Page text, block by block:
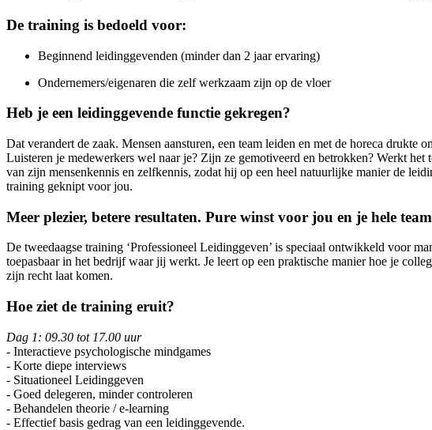
De training is bedoeld voor:
Beginnend leidinggevenden (minder dan 2 jaar ervaring)
Ondernemers/eigenaren die zelf werkzaam zijn op de vloer
Heb je een leidinggevende functie gekregen?
Dat verandert de zaak. Mensen aansturen, een team leiden en met de horeca drukte
Luisteren je medewerkers wel naar je? Zijn ze gemotiveerd en betrokken? Werkt
van zijn mensenkennis en zelfkennis, zodat hij op een heel natuurlijke manier de
training geknipt voor jou.
Meer plezier, betere resultaten. Pure winst voor jou en je hele team
De tweedaagse training ‘Professioneel Leidinggeven’ is speciaal ontwikkeld voor
toepasbaar in het bedrijf waar jij werkt. Je leert op een praktische manier hoe je
zijn recht laat komen.
Hoe ziet de training eruit?
Dag 1: 09.30 tot 17.00 uur
- Interactieve psychologische mindgames
- Korte diepe interviews
- Situationeel Leidinggeven
- Goed delegeren, minder controleren
- Behandelen theorie / e-learning
- Effectief basis gedrag van een leidinggevende.